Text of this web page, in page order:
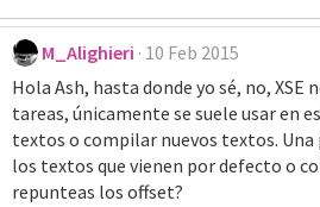
M_Alighieri 10 Feb 2015
Hola Ash, hasta donde yo sé, no, XSE
tareas, únicamente se suele usar en
textos o compilar nuevos textos.
los textos que vienen por defecto o
repunteas los offset?